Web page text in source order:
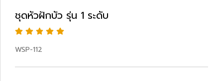
ชุดหัวฝักบัว รุ่น 1 ระดับ
WSP-112